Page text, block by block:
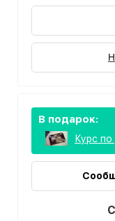
В подарок:
Курс